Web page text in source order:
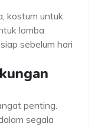
kostum untuk
lomba
sebelum hari
penting.
segala